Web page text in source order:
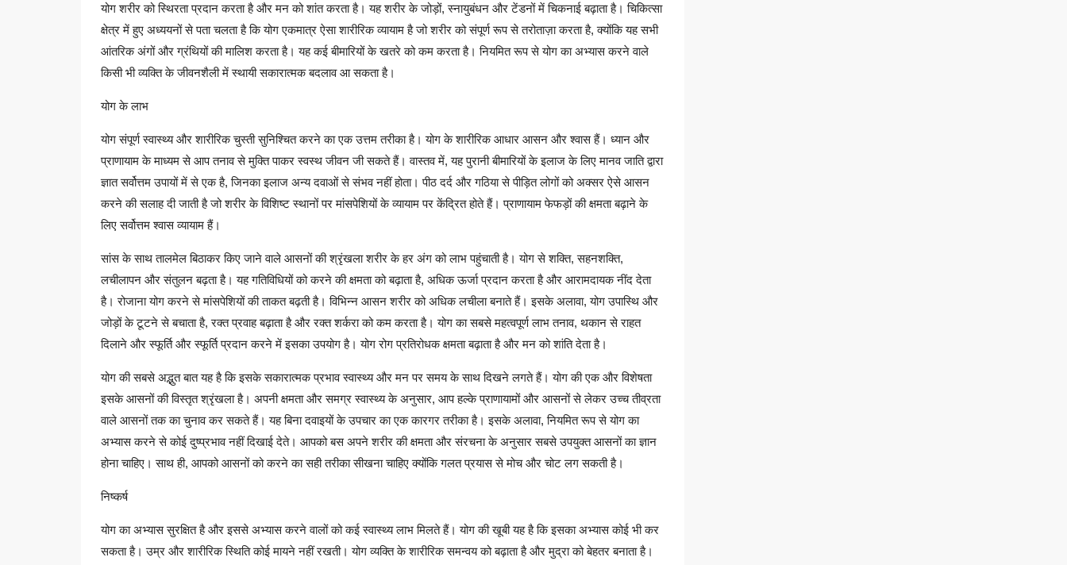
योग शरीर को स्थिरता प्रदान करता है और मन को शांत करता है। यह शरीर के जोड़ों, स्नायुबंधन और टेंडनों में चिकनाई बढ़ाता है। चिकित्सा
क्षेत्र में हुए अध्ययनों से पता चलता है कि योग एकमात्र ऐसा शारीरिक व्यायाम है जो शरीर को संपूर्ण रूप से तरोताज़ा करता है, क्योंकि यह सभी
आंतरिक अंगों और ग्रंथियों की मालिश करता है। यह कई बीमारियों के खतरे को कम करता है। नियमित रूप से योग का अभ्यास करने वाले
किसी भी व्यक्ति के जीवनशैली में स्थायी सकारात्मक बदलाव आ सकता है।
योग के लाभ
योग संपूर्ण स्वास्थ्य और शारीरिक चुस्ती सुनिश्चित करने का एक उत्तम तरीका है। योग के शारीरिक आधार आसन और श्वास हैं। ध्यान और
प्राणायाम के माध्यम से आप तनाव से मुक्ति पाकर स्वस्थ जीवन जी सकते हैं। वास्तव में, यह पुरानी बीमारियों के इलाज के लिए मानव जाति द्वारा
ज्ञात सर्वोत्तम उपायों में से एक है, जिनका इलाज अन्य दवाओं से संभव नहीं होता। पीठ दर्द और गठिया से पीड़ित लोगों को अक्सर ऐसे आसन
करने की सलाह दी जाती है जो शरीर के विशिष्ट स्थानों पर मांसपेशियों के व्यायाम पर केंद्रित होते हैं। प्राणायाम फेफड़ों की क्षमता बढ़ाने के
लिए सर्वोत्तम श्वास व्यायाम हैं।
सांस के साथ तालमेल बिठाकर किए जाने वाले आसनों की श्रृंखला शरीर के हर अंग को लाभ पहुंचाती है। योग से शक्ति, सहनशक्ति,
लचीलापन और संतुलन बढ़ता है। यह गतिविधियों को करने की क्षमता को बढ़ाता है, अधिक ऊर्जा प्रदान करता है और आरामदायक नींद देता
है। रोजाना योग करने से मांसपेशियों की ताकत बढ़ती है। विभिन्न आसन शरीर को अधिक लचीला बनाते हैं। इसके अलावा, योग उपास्थि और
जोड़ों के टूटने से बचाता है, रक्त प्रवाह बढ़ाता है और रक्त शर्करा को कम करता है। योग का सबसे महत्वपूर्ण लाभ तनाव, थकान से राहत
दिलाने और स्फूर्ति और स्फूर्ति प्रदान करने में इसका उपयोग है। योग रोग प्रतिरोधक क्षमता बढ़ाता है और मन को शांति देता है।
योग की सबसे अद्भुत बात यह है कि इसके सकारात्मक प्रभाव स्वास्थ्य और मन पर समय के साथ दिखने लगते हैं। योग की एक और विशेषता
इसके आसनों की विस्तृत श्रृंखला है। अपनी क्षमता और समग्र स्वास्थ्य के अनुसार, आप हल्के प्राणायामों और आसनों से लेकर उच्च तीव्रता
वाले आसनों तक का चुनाव कर सकते हैं। यह बिना दवाइयों के उपचार का एक कारगर तरीका है। इसके अलावा, नियमित रूप से योग का
अभ्यास करने से कोई दुष्प्रभाव नहीं दिखाई देते। आपको बस अपने शरीर की क्षमता और संरचना के अनुसार सबसे उपयुक्त आसनों का ज्ञान
होना चाहिए। साथ ही, आपको आसनों को करने का सही तरीका सीखना चाहिए क्योंकि गलत प्रयास से मोच और चोट लग सकती है।
निष्कर्ष
योग का अभ्यास सुरक्षित है और इससे अभ्यास करने वालों को कई स्वास्थ्य लाभ मिलते हैं। योग की खूबी यह है कि इसका अभ्यास कोई भी कर
सकता है। उम्र और शारीरिक स्थिति कोई मायने नहीं रखती। योग व्यक्ति के शारीरिक समन्वय को बढ़ाता है और मुद्रा को बेहतर बनाता है।